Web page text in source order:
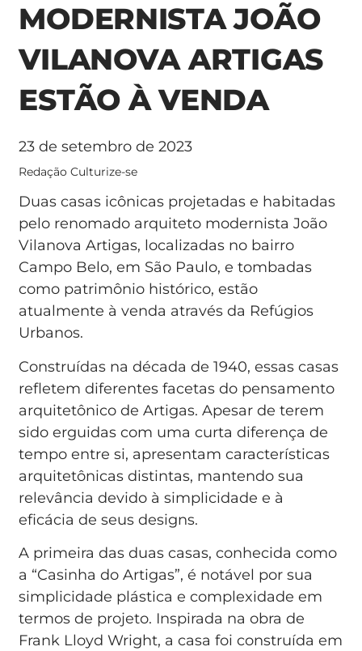
MODERNISTA JOÃO
VILANOVA ARTIGAS
ESTÃO À VENDA
23 de setembro de 2023
Redação Culturize-se
Duas casas icônicas projetadas e habitadas
pelo renomado arquiteto modernista João
Vilanova Artigas, localizadas no bairro
Campo Belo, em São Paulo, e tombadas
como patrimônio histórico, estão
atualmente à venda através da Refúgios
Urbanos.
Construídas na década de 1940, essas casas
refletem diferentes facetas do pensamento
arquitetônico de Artigas. Apesar de terem
sido erguidas com uma curta diferença de
tempo entre si, apresentam características
arquitetônicas distintas, mantendo sua
relevância devido à simplicidade e à
eficácia de seus designs.
A primeira das duas casas, conhecida como
a “Casinha do Artigas”, é notável por sua
simplicidade plástica e complexidade em
termos de projeto. Inspirada na obra de
Frank Lloyd Wright, a casa foi construída em